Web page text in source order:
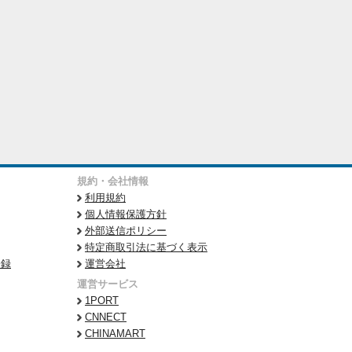
規約・会社情報
利用規約
個人情報保護方針
外部送信ポリシー
特定商取引法に基づく表示
運営会社
運営サービス
1PORT
CNNECT
CHINAMART